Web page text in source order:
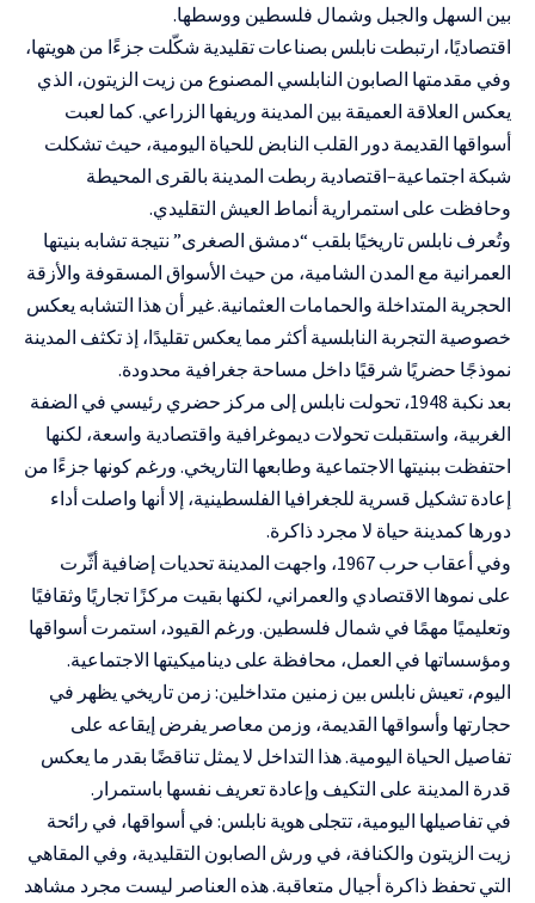
بين السهل والجبل وشمال فلسطين ووسطها.
اقتصاديًا، ارتبطت نابلس بصناعات تقليدية شكّلت جزءًا من هويتها،
وفي مقدمتها الصابون النابلسي المصنوع من زيت الزيتون، الذي
يعكس العلاقة العميقة بين المدينة وريفها الزراعي. كما لعبت
أسواقها القديمة دور القلب النابض للحياة اليومية، حيث تشكلت
شبكة اجتماعية–اقتصادية ربطت المدينة بالقرى المحيطة
وحافظت على استمرارية أنماط العيش التقليدي.
وتُعرف نابلس تاريخيًا بلقب “دمشق الصغرى” نتيجة تشابه بنيتها
العمرانية مع المدن الشامية، من حيث الأسواق المسقوفة والأزقة
الحجرية المتداخلة والحمامات العثمانية. غير أن هذا التشابه يعكس
خصوصية التجربة النابلسية أكثر مما يعكس تقليدًا، إذ تكثف المدينة
نموذجًا حضريًا شرقيًا داخل مساحة جغرافية محدودة.
بعد نكبة 1948، تحولت نابلس إلى مركز حضري رئيسي في الضفة
الغربية، واستقبلت تحولات ديموغرافية واقتصادية واسعة، لكنها
احتفظت ببنيتها الاجتماعية وطابعها التاريخي. ورغم كونها جزءًا من
إعادة تشكيل قسرية للجغرافيا الفلسطينية، إلا أنها واصلت أداء
دورها كمدينة حياة لا مجرد ذاكرة.
وفي أعقاب حرب 1967، واجهت المدينة تحديات إضافية أثّرت
على نموها الاقتصادي والعمراني، لكنها بقيت مركزًا تجاريًا وثقافيًا
وتعليميًا مهمًا في شمال فلسطين. ورغم القيود، استمرت أسواقها
ومؤسساتها في العمل، محافظة على ديناميكيتها الاجتماعية.
اليوم، تعيش نابلس بين زمنين متداخلين: زمن تاريخي يظهر في
حجارتها وأسواقها القديمة، وزمن معاصر يفرض إيقاعه على
تفاصيل الحياة اليومية. هذا التداخل لا يمثل تناقضًا بقدر ما يعكس
قدرة المدينة على التكيف وإعادة تعريف نفسها باستمرار.
في تفاصيلها اليومية، تتجلى هوية نابلس: في أسواقها، في رائحة
زيت الزيتون والكنافة، في ورش الصابون التقليدية، وفي المقاهي
التي تحفظ ذاكرة أجيال متعاقبة. هذه العناصر ليست مجرد مشاهد